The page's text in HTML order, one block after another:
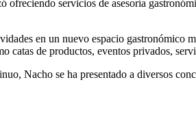
ofreciendo servicios de asesoría
en un nuevo espacio gastronómico
catas de productos, eventos privados,
Nacho se ha presentado a diversos